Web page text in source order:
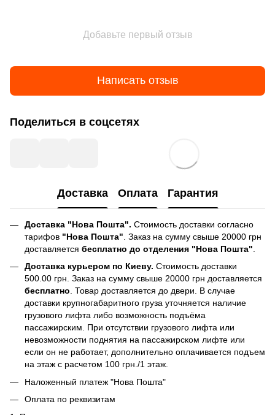
Добавьте первый отзыв
Написать отзыв
Поделиться в соцсетях
Доставка Оплата Гарантия
Доставка "Нова Пошта". Стоимость доставки согласно
тарифов "Нова Пошта" . Заказ на сумму свыше 20000 грн
доставляется бесплатно до отделения "Нова Пошта"
Доставка курьером по Киеву. Стоимость доставки
500.00 грн. Заказ на сумму свыше 20000 грн доставляется
бесплатно. Товар доставляется до двери. В случае
доставки крупногабаритного груза уточняется наличие
грузового лифта либо возможность подъёма
пассажирским. При отсутствии грузового лифта или
невозможности поднятия на пассажирском лифте или
если он не работает, дополнительно оплачивается подъем
на этаж с расчетом 100 грн./1 этаж.
Наложенный платеж "Нова Пошта"
Оплата по реквизитам